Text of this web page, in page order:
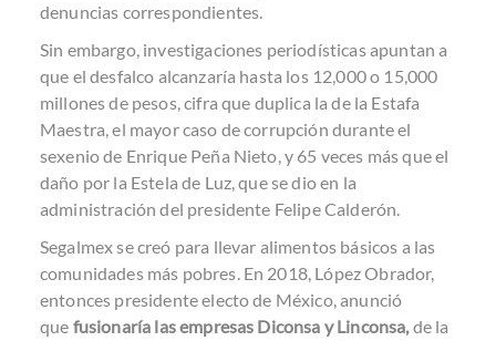
denuncias correspondientes.
Sin embargo, investigaciones periodísticas apuntan a
que el desfalco alcanzaría hasta los 12,000 o 15,000
millones de pesos, cifra que duplica la de la Estafa
Maestra, el mayor caso de corrupción durante el
sexenio de Enrique Peña Nieto, y 65 veces más que el
daño por la Estela de Luz, que se dio en la
administración del presidente Felipe Calderón.
Segalmex se creó para llevar alimentos básicos a las
comunidades más pobres. En 2018, López Obrador,
entonces presidente electo de México, anunció
que fusionaría las empresas Diconsa y Linconsa,de la